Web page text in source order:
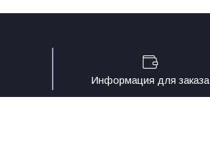
Информация для заказа